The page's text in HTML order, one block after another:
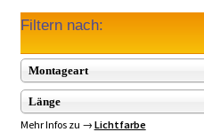
Filtern nach:
Montageart
Länge
Mehr Infos zu → Lichtfarbe